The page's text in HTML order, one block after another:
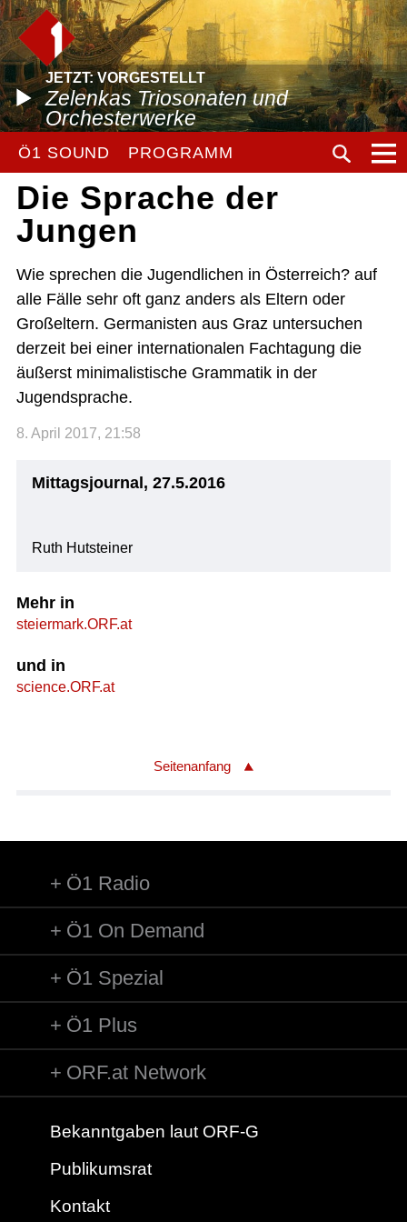
JETZT: VORGESTELLT
Zelenkas Triosonaten und
Orchesterwerke
Ö1 SOUND PROGRAMM
Die Sprache der
Jungen
Wie sprechen die Jugendlichen in Österreich? auf
alle Fälle sehr oft ganz anders als Eltern oder
Großeltern. Germanisten aus Graz untersuchen
derzeit bei einer internationalen Fachtagung die
äußerst minimalistische Grammatik in der
Jugendsprache.
8. April 2017, 21:58
Mittagsjournal, 27.5.2016
Ruth Hutsteiner
Mehr in
steiermark.ORF.at
und in
science.ORF.at
Seitenanfang
Ö1 Radio
Ö1 On Demand
Ö1 Spezial
Ö1 Plus
ORF.at Network
Bekanntgaben laut ORF-G
Publikumsrat
Kontakt